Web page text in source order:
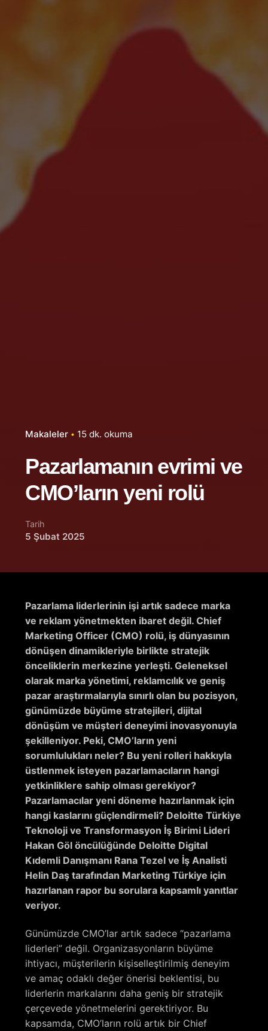
Makaleler 15 dk. okuma
Pazarlamanın evrimi ve
CMO’ların yeni rolü
Tarih
5 Şubat 2025
Pazarlama liderlerinin işi artık sadece marka
ve reklam yönetmekten ibaret değil. Chief
Marketing Officer (CMO) rolü, iş dünyasının
dönüşen dinamikleriyle birlikte stratejik
önceliklerin merkezine yerleşti. Geleneksel
olarak marka yönetimi, reklamcılık ve geniş
pazar araştırmalarıyla sınırlı olan bu pozisyon,
günümüzde büyüme stratejileri, dijital
dönüşüm ve müşteri deneyimi inovasyonuyla
şekilleniyor. Peki, CMO’ların yeni
sorumlulukları neler? Bu yeni rolleri hakkıyla
üstlenmek isteyen pazarlamacıların hangi
yetkinliklere sahip olması gerekiyor?
Pazarlamacılar yeni döneme hazırlanmak için
hangi kaslarını güçlendirmeli? Deloitte Türkiye
Teknoloji ve Transformasyon İş Birimi Lideri
Hakan Göl öncülüğünde Deloitte Digital
Kıdemli Danışmanı Rana Tezel ve İş Analisti
Helin Daş tarafından Marketing Türkiye için
hazırlanan rapor bu sorulara kapsamlı yanıtlar
veriyor.
Günümüzde CMO’lar artık sadece “pazarlama
liderleri” değil. Organizasyonların büyüme
ihtiyacı, müşterilerin kişiselleştirilmiş deneyim
ve amaç odaklı değer önerisi beklentisi, bu
liderlerin markalarını daha geniş bir stratejik
çerçevede yönetmelerini gerektiriyor. Bu
kapsamda, CMO’ların rolü artık bir Chief